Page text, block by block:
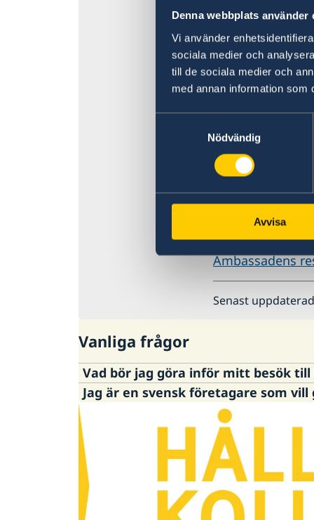
Denna webbplats använder
Vi använder
sociala medier och
till de sociala medier och
med annan information som
Nödvändig
Avvisa
Övriga upplysningar
stort antal döda
Den islamiska
Antalet attacker
nordöstra
Islamiska staten
Med anledning
ambassadens
eventuella råd
Ambassadens
Senast
Vanliga frågor
Vad bör jag göra inför mitt besök till
Ambassaden rekommenderar att du
Anmäl dig också till den s.k.
Jag är en svensk företagare som
Business Sweden i Casablanca
är